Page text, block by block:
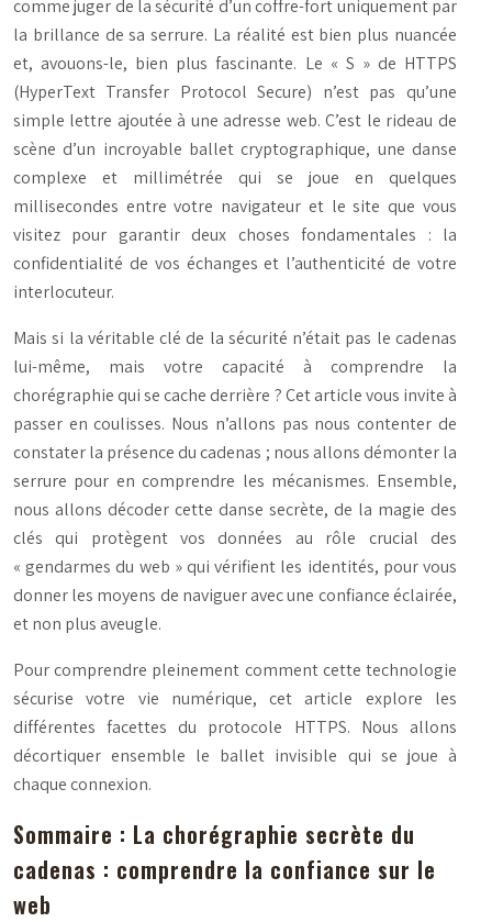
comme juger de la sécurité d’un coffre-fort uniquement par
la brillance de sa serrure. La réalité est bien plus nuancée
et, avouons-le, bien plus fascinante. Le « S » de HTTPS
(HyperText Transfer Protocol Secure) n’est pas qu’une
simple lettre ajoutée à une adresse web. C’est le rideau de
scène d’un incroyable ballet cryptographique, une danse
complexe et millimétrée qui se joue en quelques
millisecondes entre votre navigateur et le site que vous
visitez pour garantir deux choses fondamentales : la
confidentialité de vos échanges et l’authenticité de votre
interlocuteur.
Mais si la véritable clé de la sécurité n’était pas le cadenas
lui-même, mais votre capacité à comprendre la
chorégraphie qui se cache derrière ? Cet article vous invite à
passer en coulisses. Nous n’allons pas nous contenter de
constater la présence du cadenas ; nous allons démonter la
serrure pour en comprendre les mécanismes. Ensemble,
nous allons décoder cette danse secrète, de la magie des
clés qui protègent vos données au rôle crucial des
« gendarmes du web » qui vérifient les identités, pour vous
donner les moyens de naviguer avec une confiance éclairée,
et non plus aveugle.
Pour comprendre pleinement comment cette technologie
sécurise votre vie numérique, cet article explore les
différentes facettes du protocole HTTPS. Nous allons
décortiquer ensemble le ballet invisible qui se joue à
chaque connexion.
Sommaire : La chorégraphie secrète du
cadenas : comprendre la confiance sur le
web